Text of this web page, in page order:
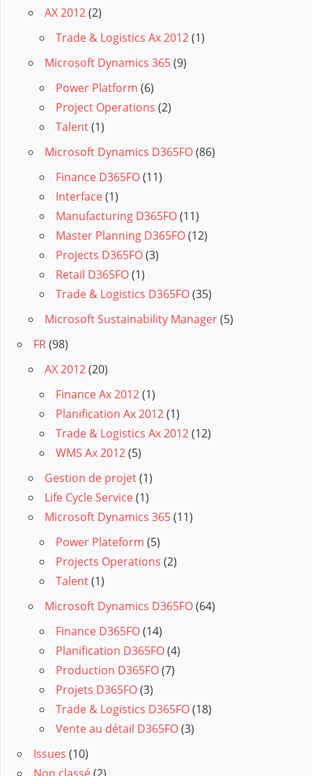
AX 2012(2)
Trade & Logistics Ax 2012(1)
Microsoft Dynamics 365(9)
Power Platform (6)
Project Operations (2)
Talent(1)
Microsoft Dynamics D365FO(86)
Finance D365FO(11)
Interface(1)
Manufacturing D365FO(11)
Master Planning D365FO(12)
Projects D365FO(3)
Retail D365FO(1)
Trade & Logistics D365FO(35)
Microsoft Sustainability Manager(5)
FR(98)
AX 2012(20)
Finance Ax 2012(1)
Planification Ax 2012(1)
Trade & Logistics Ax 2012(12)
WMS Ax 2012(5)
Gestion de projet(1)
Life Cycle Service(1)
Microsoft Dynamics 365(11)
Power Plateform (5)
Projects Operations (2)
Talent(1)
Microsoft Dynamics D365FO(64)
Finance D365FO(14)
Planification D365FO(4)
Production D365FO(7)
Projets D365FO(3)
Trade & Logistics D365FO(18)
Vente au détail D365FO(3)
Issues (10)